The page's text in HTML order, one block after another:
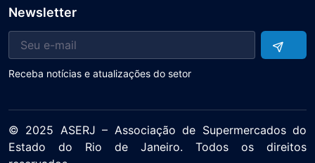
Newsletter
Receba notícias e atualizações do setor
© 2025 ASERJ – Associação de Supermercados do
Estado do Rio de Janeiro. Todos os direitos